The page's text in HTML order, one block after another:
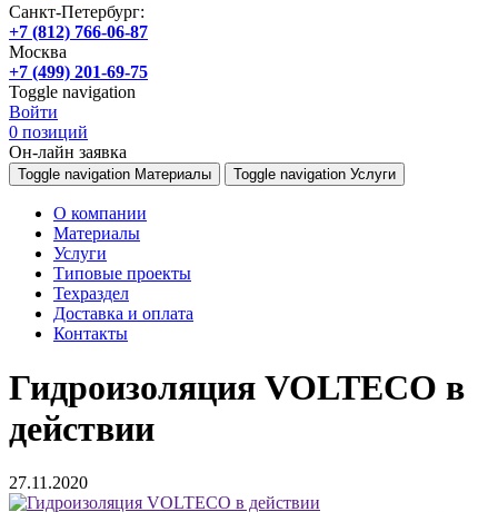
Санкт-Петербург:
+7 (812) 766-06-87
Москва
+7 (499) 201-69-75
Toggle navigation
Войти
0 позиций
Он-лайн заявка
Toggle navigation Материалы Toggle navigation Услуги
О компании
Материалы
Услуги
Типовые проекты
Техраздел
Доставка и оплата
Контакты
Гидроизоляция VOLTECO в
действии
27.11.2020